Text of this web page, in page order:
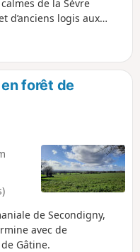
de la Sèvre
d’anciens logis aux
forêt de
de Secondigny,
avec de
Gâtine.